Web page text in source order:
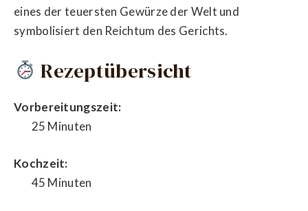
eines der teuersten Gewürze der Welt und
symbolisiert den Reichtum des Gerichts.
Rezeptübersicht
Vorbereitungszeit:
25 Minuten
Kochzeit:
45 Minuten